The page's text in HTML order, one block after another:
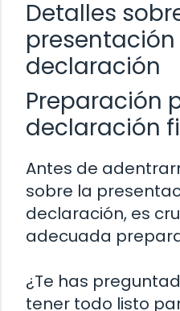
Detalles
presentación
declaración
Preparación
declaración
Antes de
sobre la
declaración, es
adecuada
¿Te has
tener todo listo